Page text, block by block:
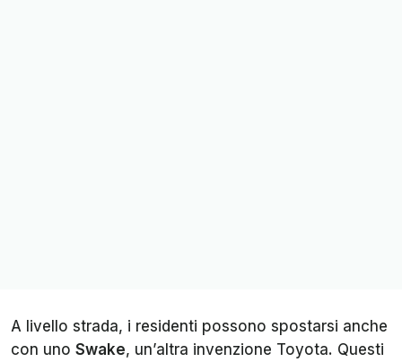
A livello strada, i residenti possono spostarsi anche
con uno Swake, un’altra invenzione Toyota. Questi